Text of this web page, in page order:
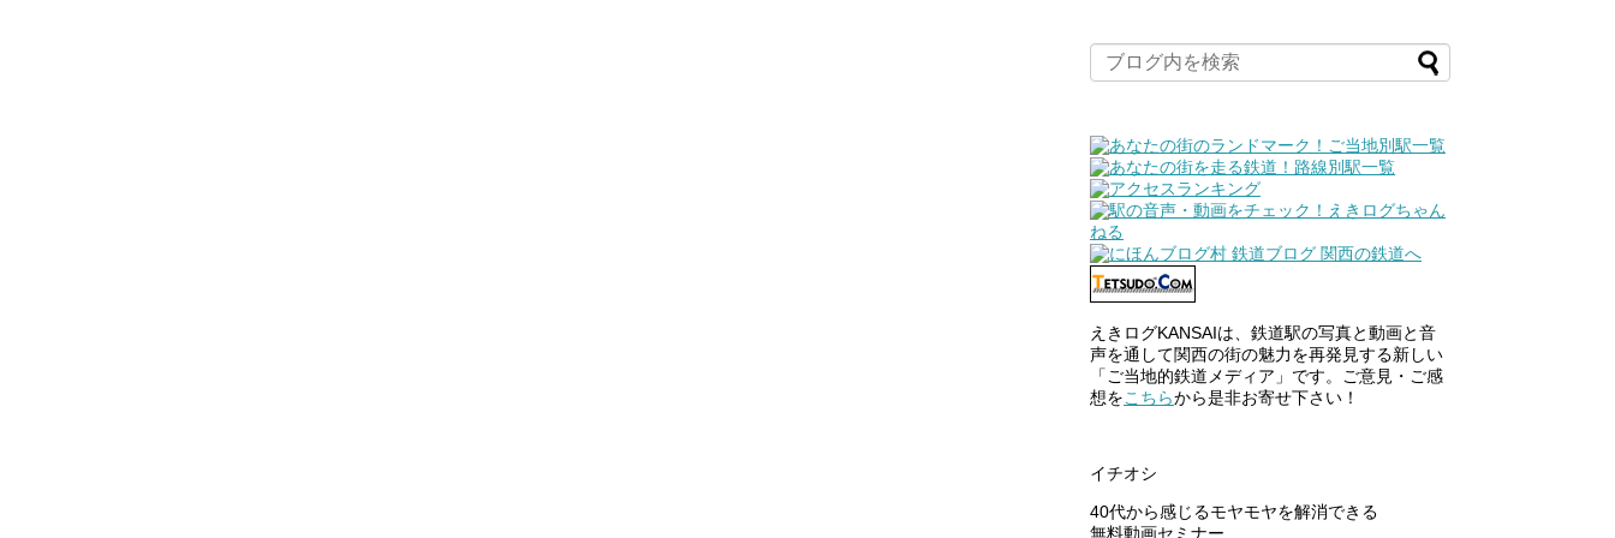
えきログKANSAIは、鉄道駅の写真と動画と音
声を通して関西の街の魅力を再発見する新しい
「ご当地的鉄道メディア」です。ご意見・ご感
想をこちらから是非お寄せ下さい！
イチオシ
40代から感じるモヤモヤを解消できる
無料動画セミナー